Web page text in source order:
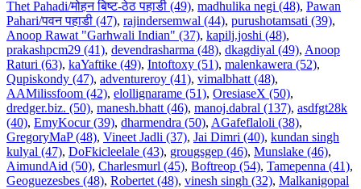
Thet Pahadi/मोहन बिष्ट-ठेठ पहाडी (49), madhulika negi (48), Pawan
Pahari/पवन पहाडी (47), rajindersemwal (44), purushotamsati (39),
Anoop Rawat "Garhwali Indian" (37), kapilj.joshi (48),
prakashpcm29 (41), devendrasharma (48), dkagdiyal (49), Anoop
Raturi (63), kaYaftike (49), Intoftoxy (51), malenkawera (52),
Qupiskondy (47), adventureroy (41), vimalbhatt (48),
AAMilissfoom (42), elollignarame (51), OresiaseX (50),
dredger.biz. (50), manesh.bhatt (46), manoj.dabral (137), asdfgt28k
(40), EmyKocur (39), dharmendra (50), AGafeflaloli (38),
GregoryMaP (48), Vineet Jadli (37), Jai Dimri (40), kundan singh
kulyal (47), DoFkicleelale (43), grougsgep (46), Munslake (46),
AimundAid (50), Charlesmurl (45), Boftreop (54), Tamepenna (41),
Geoguezesbes (48), Robertet (48), vinesh singh (32), Malkanigopal